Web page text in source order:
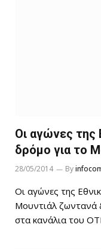
Οι αγώνες της
δρόμο για το
28/05/2014 By
Οι αγώνες της
Μουντιάλ ζωντανά
στα κανάλια του